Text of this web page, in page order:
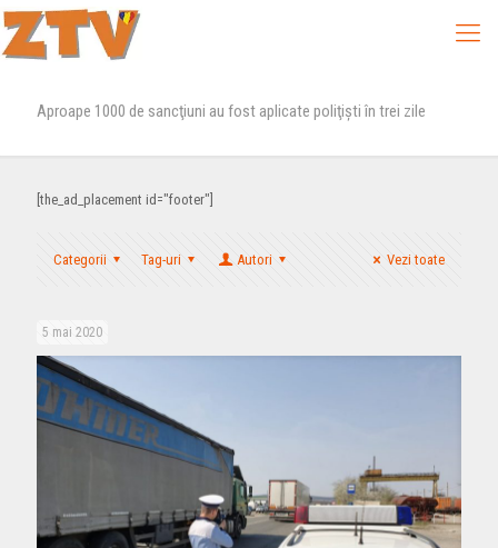
Aproape 1000 de sancţiuni au fost aplicate poliţişti în trei zile
[the_ad_placement id="footer"]
Categorii Tag-uri Autori Vezi toate
5 mai 2020